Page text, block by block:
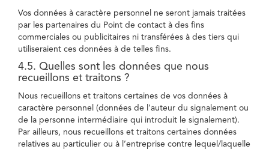
Vos données à caractère personnel ne seront jamais traitées
par les partenaires du Point de contact à des fins
commerciales ou publicitaires ni transférées à des tiers qui
utiliseraient ces données à de telles fins.
4.5. Quelles sont les données que nous
recueillons et traitons ?
Nous recueillons et traitons certaines de vos données à
caractère personnel (données de l’auteur du signalement ou
de la personne intermédiaire qui introduit le signalement).
Par ailleurs, nous recueillons et traitons certaines données
relatives au particulier ou à l’entreprise contre lequel/laquelle